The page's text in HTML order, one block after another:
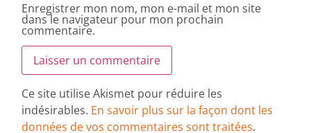
Enregistrer mon nom, mon e-mail et mon site
dans le navigateur pour mon prochain
commentaire.
Ce site utilise Akismet pour réduire les
indésirables. En savoir plus sur la façon dont les
données de vos commentaires sont traitées.